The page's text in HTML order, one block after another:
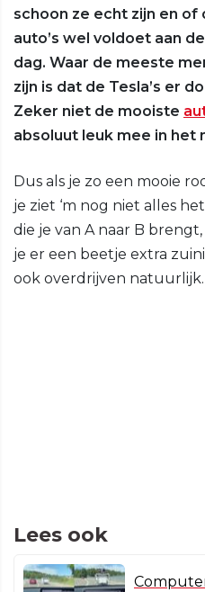
schoon ze echt zijn en
auto’s wel voldoet aan
dag. Waar de meeste
zijn is dat de Tesla’s er
Zeker niet de mooiste
absoluut leuk mee in het
Dus als je zo een mooie
je ziet ‘m nog niet alles
die je van A naar B
je er een beetje extra
ook overdrijven
Lees ook